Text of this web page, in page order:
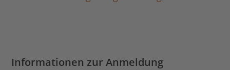
Informationen zur Anmeldung